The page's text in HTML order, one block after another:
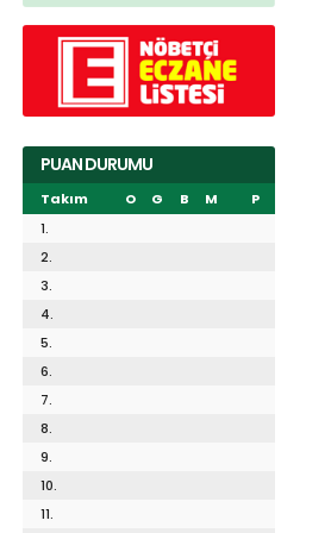
PUAN DURUMU
Takım O G B M
P
1.
2.
3.
4.
5.
6.
7.
8.
9.
10.
11.